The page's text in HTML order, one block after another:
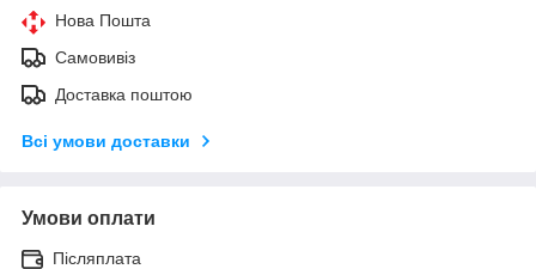
Нова Пошта
Самовивіз
Доставка поштою
Всі умови доставки
Умови оплати
Післяплата